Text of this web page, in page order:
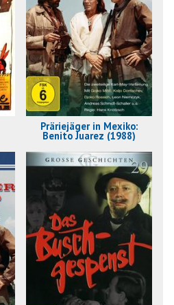
Präriejäger in Mexiko:
Benito Juarez (1988)